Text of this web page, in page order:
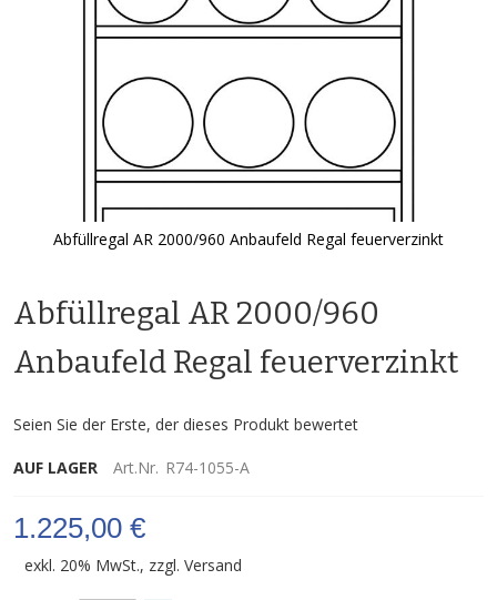
Abfüllregal AR 2000/960 Anbaufeld Regal feuerverzinkt
der
springen
Abfüllregal AR 2000/960
Anbaufeld Regal feuerverzinkt
Seien Sie der Erste, der dieses Produkt bewertet
AUF LAGER Art.Nr. R74-1055-A
1.225,00 €
exkl. 20% MwSt., zzgl. Versand